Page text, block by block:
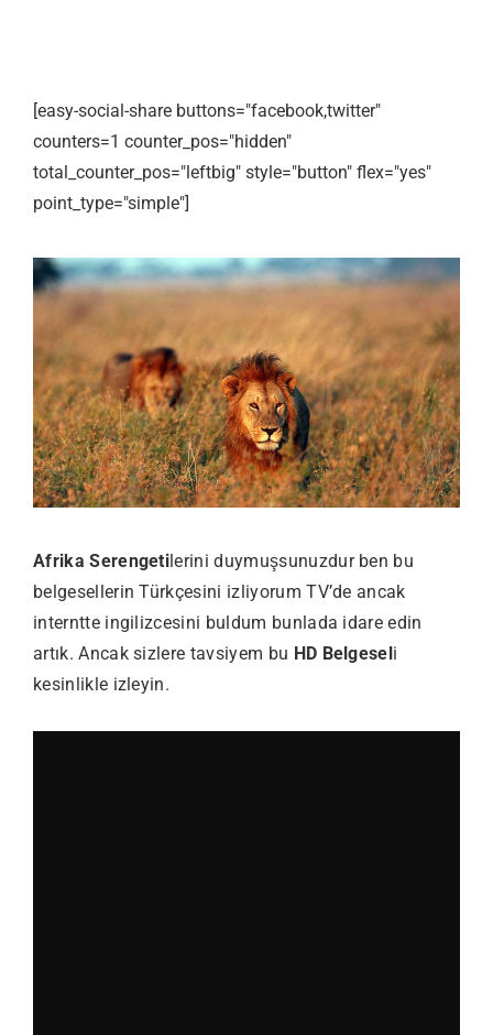
[easy-social-share buttons="facebook,twitter"
counters=1 counter_pos="hidden"
total_counter_pos="leftbig" style="button" flex="yes"
point_type="simple"]
Afrika Serengetilerini duymuşsunuzdur ben bu
belgesellerin Türkçesini izliyorum TV’de ancak
interntte ingilizcesini buldum bunlada idare edin
artık. Ancak sizlere tavsiyem bu HD Belgeseli
kesinlikle izleyin.